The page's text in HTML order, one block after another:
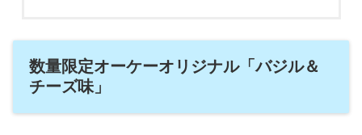
数量限定オーケーオリジナル「バジル＆
チーズ味」